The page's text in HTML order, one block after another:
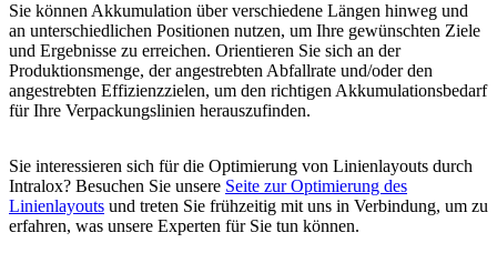
Sie können Akkumulation über verschiedene Längen hinweg und
an unterschiedlichen Positionen nutzen, um Ihre gewünschten Ziele
und Ergebnisse zu erreichen. Orientieren Sie sich an der
Produktionsmenge, der angestrebten Abfallrate und/oder den
angestrebten Effizienzzielen, um den richtigen Akkumulationsbedarf
für Ihre Verpackungslinien herauszufinden.
Sie interessieren sich für die Optimierung von Linienlayouts durch
Intralox? Besuchen Sie unsere Seite zur Optimierung des
Linienlayouts und treten Sie frühzeitig mit uns in Verbindung, um zu
erfahren, was unsere Experten für Sie tun können.